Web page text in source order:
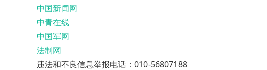
中国新闻网
中青在线
中国军网
法制网
违法和不良信息举报电话：010-56807188